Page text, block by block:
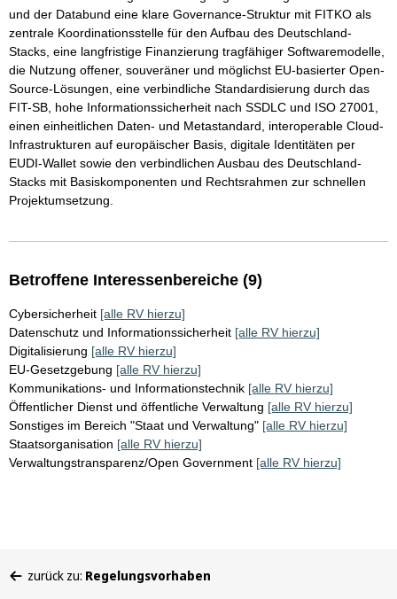
und der Databund eine klare Governance-Struktur mit FITKO als
zentrale Koordinationsstelle für den Aufbau des Deutschland-
Stacks, eine langfristige Finanzierung tragfähiger Softwaremodelle,
die Nutzung offener, souveräner und möglichst EU-basierter Open-
Source-Lösungen, eine verbindliche Standardisierung durch das
FIT-SB, hohe Informationssicherheit nach SSDLC und ISO 27001,
einen einheitlichen Daten- und Metastandard, interoperable Cloud-
Infrastrukturen auf europäischer Basis, digitale Identitäten per
EUDI-Wallet sowie den verbindlichen Ausbau des Deutschland-
Stacks mit Basiskomponenten und Rechtsrahmen zur schnellen
Projektumsetzung.
Betroffene Interessenbereiche (9)
Cybersicherheit [alle RV hierzu]
Datenschutz und Informationssicherheit [alle RV hierzu]
Digitalisierung [alle RV hierzu]
EU-Gesetzgebung [alle RV hierzu]
Kommunikations- und Informationstechnik [alle RV hierzu]
Öffentlicher Dienst und öffentliche Verwaltung [alle RV hierzu]
Sonstiges im Bereich "Staat und Verwaltung" [alle RV hierzu]
Staatsorganisation [alle RV hierzu]
Verwaltungstransparenz/Open Government [alle RV hierzu]
befinden
zurück zu: Regelungsvorhaben